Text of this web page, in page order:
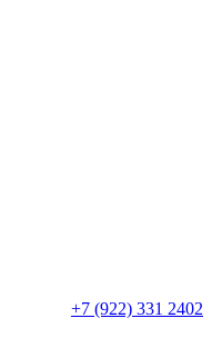
+7 (922) 331 2402